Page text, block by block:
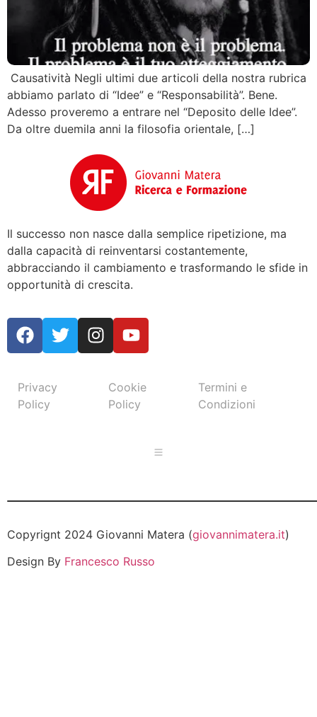
Causatività Negli ultimi due articoli della nostra rubrica
abbiamo parlato di “Idee” e “Responsabilità”. Bene.
Adesso proveremo a entrare nel “Deposito delle Idee”.
Da oltre duemila anni la filosofia orientale, […]
Il successo non nasce dalla semplice ripetizione, ma
dalla capacità di reinventarsi costantemente,
abbracciando il cambiamento e trasformando le sfide in
opportunità di crescita.
Privacy
Policy
Cookie
Policy
Termini e
Condizioni
Copyrignt 2024 Giovanni Matera (giovannimatera.it)
Design By Francesco Russo